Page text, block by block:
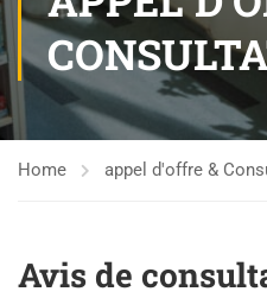
Home appel d'offre &
Avis de